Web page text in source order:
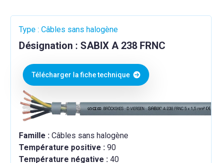
Type : Câbles sans halogène
Désignation : SABIX A 238 FRNC
Télécharger la fiche technique
Famille : Câbles sans halogène
Température positive : 90
Température négative : 40